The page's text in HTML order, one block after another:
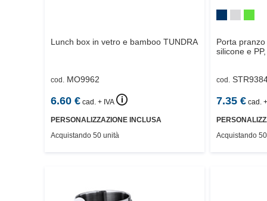
Lunch box in vetro e bamboo TUNDRA
cod. MO9962
6.60 € cad. + IVA 🛈
PERSONALIZZAZIONE INCLUSA
Acquistando 50 unità
Porta
silicone e
cod.
7.35€ cad.
Acquistando